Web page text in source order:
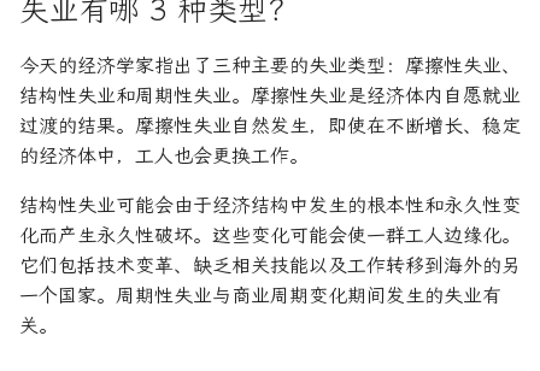
失业有哪 3 种类型？
今天的经济学家指出了三种主要的失业类型：摩擦性失业、
结构性失业和周期性失业。摩擦性失业是经济体内自愿就业
过渡的结果。摩擦性失业自然发生，即使在不断增长、稳定
的经济体中，工人也会更换工作。
结构性失业可能会由于经济结构中发生的根本性和永久性变
化而产生永久性破坏。这些变化可能会使一群工人边缘化。
它们包括技术变革、缺乏相关技能以及工作转移到海外的另
一个国家。周期性失业与商业周期变化期间发生的失业有
关。